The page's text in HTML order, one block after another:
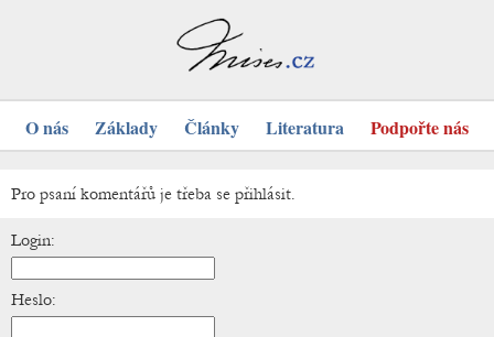
O nás Základy Články Literatura Podpořte nás
Pro psaní komentářů je třeba se přihlásit.
Login:
Heslo: